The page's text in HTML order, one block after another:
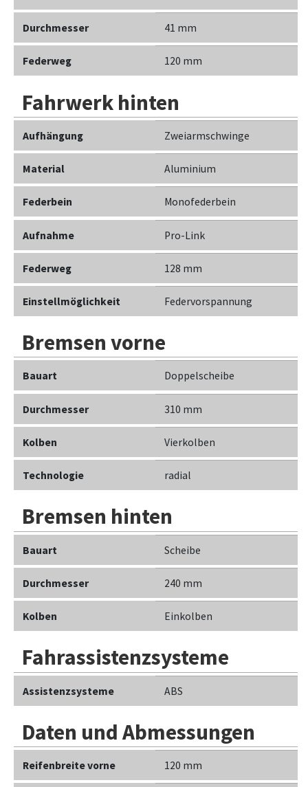
Durchmesser 41 mm
Federweg 120 mm
Fahrwerk hinten
Aufhängung Zweiarmschwinge
Material Aluminium
Federbein Monofederbein
Aufnahme Pro-Link
Federweg 128 mm
Einstellmöglichkeit Federvorspannung
Bremsen vorne
Bauart Doppelscheibe
Durchmesser 310 mm
Kolben Vierkolben
Technologie radial
Bremsen hinten
Bauart Scheibe
Durchmesser 240 mm
Kolben Einkolben
Fahrassistenzsysteme
Assistenzsysteme ABS
Daten und Abmessungen
Reifenbreite vorne 120 mm